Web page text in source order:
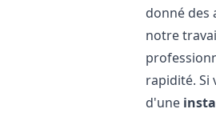
donné des
notre
rapidité. Si
d'une